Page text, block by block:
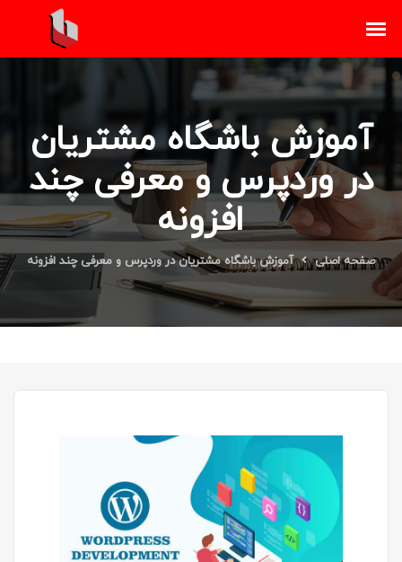
آموزش باشگاه مشتریان
در وردپرس و معرفی چند
افزونه
صفحه اصلی آموزش باشگاه مشتریان در وردپرس و معرفی چند افزونه